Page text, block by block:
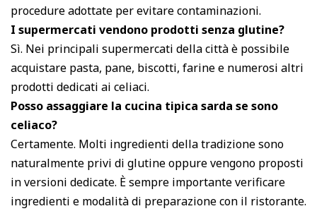
procedure adottate per evitare contaminazioni.
I supermercati vendono prodotti senza glutine?
Sì. Nei principali supermercati della città è possibile
acquistare pasta, pane, biscotti, farine e numerosi altri
prodotti dedicati ai celiaci.
Posso assaggiare la cucina tipica sarda se sono
celiaco?
Certamente. Molti ingredienti della tradizione sono
naturalmente privi di glutine oppure vengono proposti
in versioni dedicate. È sempre importante verificare
ingredienti e modalità di preparazione con il ristorante.